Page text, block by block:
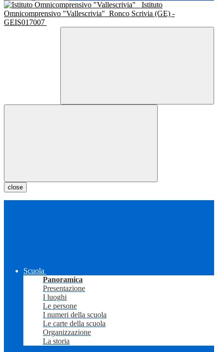
Istituto
Omnicomprensivo "Vallescrivia" Ronco Scrivia (GE) -
GEIS017007
close
Scuola
Panoramica
Presentazione
I luoghi
Le persone
I numeri della scuola
Le carte della scuola
Organizzazione
La storia